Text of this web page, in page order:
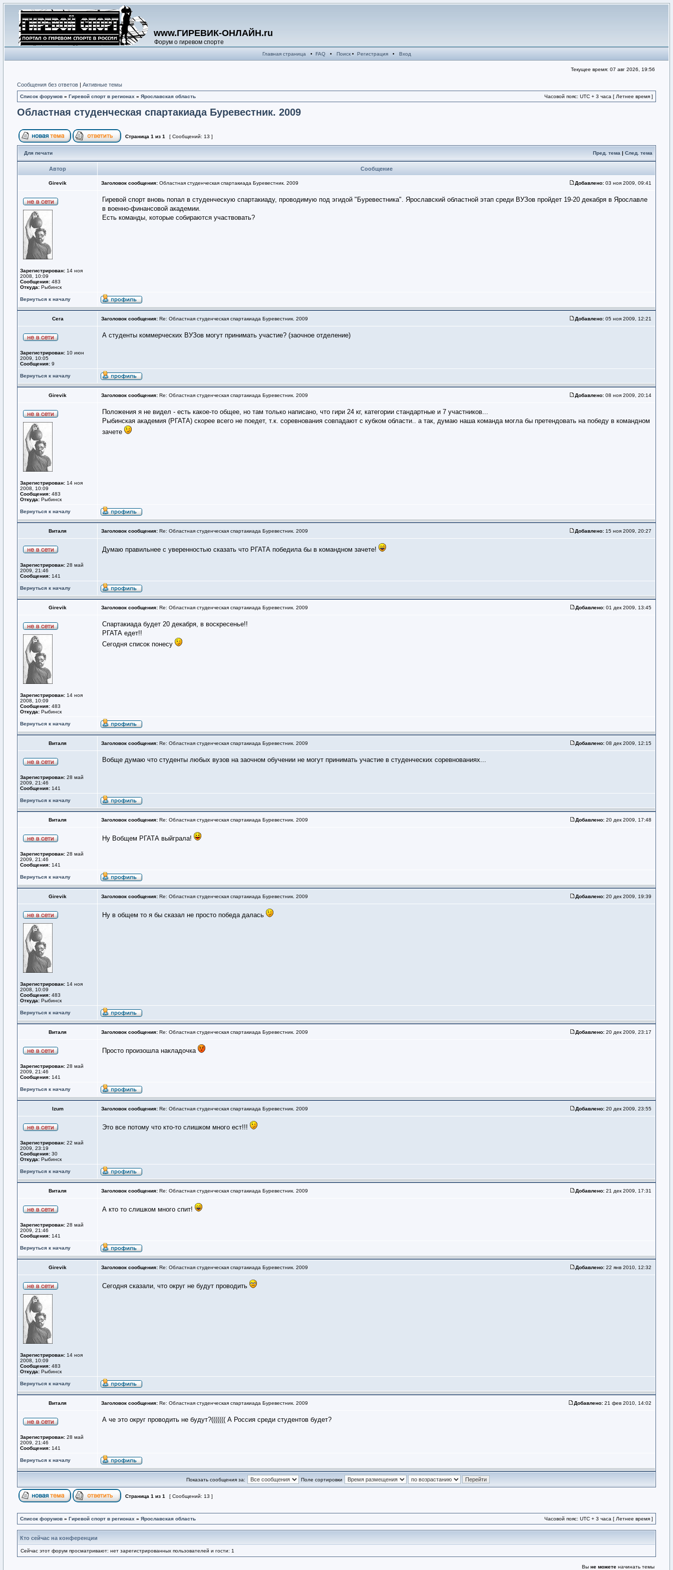
www.ГИРЕВИК-ОНЛАЙН.ru
Форум о гиревом спорте
Главная страница • FAQ• Поиск• Регистрация• Вход
Текущее время: 07 авг 2026, 19:56
Сообщения без ответов | Активные темы
Список форумов » Гиревой спорт в регионах » Ярославская область Часовой пояс: UTC + 3 часа [ Летнее время ]
Областная студенческая спартакиада Буревестник. 2009
Страница 1 из 1 [ Сообщений: 13 ]
Для печати Пред. тема | След. тема
Автор Сообщение
Girevik Заголовок сообщения: Областная студенческая спартакиада Буревестник. 2009 Добавлено: 03 ноя 2009, 09:41
Зарегистрирован: 14 ноя
2008, 10:09
Сообщения: 483
Откуда: Рыбинск
Гиревой спорт вновь попал в студенческую спартакиаду, проводимую под эгидой "Буревестника". Ярославский областной этап среди ВУЗов пройдет 19-20 декабря в Ярославле
в военно-финансовой академии.
Есть команды, которые собираются участвовать?
Вернуться к началу
Сега Заголовок сообщения: Re: Областная студенческая спартакиада Буревестник. 2009 Добавлено: 05 ноя 2009, 12:21
Зарегистрирован: 10 июн
2009, 10:05
Сообщения: 9
А студенты коммерческих ВУЗов могут принимать участие? (заочное отделение)
Вернуться к началу
Girevik Заголовок сообщения: Re: Областная студенческая спартакиада Буревестник. 2009 Добавлено: 08 ноя 2009, 20:14
Зарегистрирован: 14 ноя
2008, 10:09
Сообщения: 483
Откуда: Рыбинск
Положения я не видел - есть какое-то общее, но там только написано, что гири 24 кг, категории стандартные и 7 участников...
Рыбинская академия (РГАТА) скорее всего не поедет, т.к. соревнования совпадают с кубком области.. а так, думаю наша команда могла бы претендовать на победу в командном
зачете
Вернуться к началу
Виталя Заголовок сообщения: Re: Областная студенческая спартакиада Буревестник. 2009 Добавлено: 15 ноя 2009, 20:27
Зарегистрирован: 28 май
2009, 21:46
Сообщения: 141
Думаю правильнее с уверенностью сказать что РГАТА победила бы в командном зачете!
Вернуться к началу
Girevik Заголовок сообщения: Re: Областная студенческая спартакиада Буревестник. 2009 Добавлено: 01 дек 2009, 13:45
Зарегистрирован: 14 ноя
2008, 10:09
Сообщения: 483
Откуда: Рыбинск
Спартакиада будет 20 декабря, в воскресенье!!
РГАТА едет!!
Сегодня список понесу
Вернуться к началу
Виталя Заголовок сообщения: Re: Областная студенческая спартакиада Буревестник. 2009 Добавлено: 08 дек 2009, 12:15
Зарегистрирован: 28 май
2009, 21:46
Сообщения: 141
Вобще думаю что студенты любых вузов на заочном обучении не могут принимать участие в студенческих соревнованиях...
Вернуться к началу
Виталя Заголовок сообщения: Re: Областная студенческая спартакиада Буревестник. 2009 Добавлено: 20 дек 2009, 17:48
Зарегистрирован: 28 май
2009, 21:46
Сообщения: 141
Ну Вобщем РГАТА выйграла!
Вернуться к началу
Girevik Заголовок сообщения: Re: Областная студенческая спартакиада Буревестник. 2009 Добавлено: 20 дек 2009, 19:39
Зарегистрирован: 14 ноя
2008, 10:09
Сообщения: 483
Откуда: Рыбинск
Ну в общем то я бы сказал не просто победа далась
Вернуться к началу
Виталя Заголовок сообщения: Re: Областная студенческая спартакиада Буревестник. 2009 Добавлено: 20 дек 2009, 23:17
Зарегистрирован: 28 май
2009, 21:46
Сообщения: 141
Просто произошла накладочка
Вернуться к началу
Izum Заголовок сообщения: Re: Областная студенческая спартакиада Буревестник. 2009 Добавлено: 20 дек 2009, 23:55
Зарегистрирован: 22 май
2009, 23:19
Сообщения: 30
Откуда: Рыбинск
Это все потому что кто-то слишком много ест!!!
Вернуться к началу
Виталя Заголовок сообщения: Re: Областная студенческая спартакиада Буревестник. 2009 Добавлено: 21 дек 2009, 17:31
Зарегистрирован: 28 май
2009, 21:46
Сообщения: 141
А кто то слишком много спит!
Вернуться к началу
Girevik Заголовок сообщения: Re: Областная студенческая спартакиада Буревестник. 2009 Добавлено: 22 янв 2010, 12:32
Зарегистрирован: 14 ноя
2008, 10:09
Сообщения: 483
Откуда: Рыбинск
Сегодня сказали, что округ не будут проводить
Вернуться к началу
Виталя Заголовок сообщения: Re: Областная студенческая спартакиада Буревестник. 2009 Добавлено: 21 фев 2010, 14:02
Зарегистрирован: 28 май
2009, 21:46
Сообщения: 141
А че это округ проводить не будут?((((((( А Россия среди студентов будет?
Вернуться к началу
Показать сообщения за: Поле сортировки
Страница 1 из 1 [ Сообщений: 13 ]
Список форумов » Гиревой спорт в регионах » Ярославская область Часовой пояс: UTC + 3 часа [ Летнее время ]
Кто сейчас на конференции
Сейчас этот форум просматривают: нет зарегистрированных пользователей и гости: 1
Вы не можете начинать темы